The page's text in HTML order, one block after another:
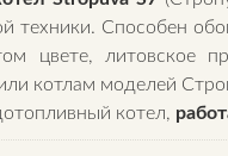
техники. Способен
цвете, литовское
котлам моделей
котел,